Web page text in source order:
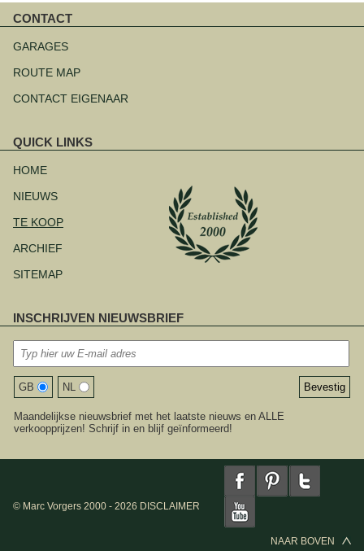
CONTACT
overslaan
GARAGES
ROUTE MAP
CONTACT EIGENAAR
QUICK LINKS
overslaan
HOME
NIEUWS
TE KOOP
ARCHIEF
SITEMAP
INSCHRIJVEN NIEUWSBRIEF
GB NL
Maandelijkse nieuwsbrief met het laatste nieuws en ALLE
verkoopprijzen! Schrijf in en blijf geïnformeerd!
© Marc Vorgers 2000 - 2026 DISCLAIMER
NAAR BOVEN